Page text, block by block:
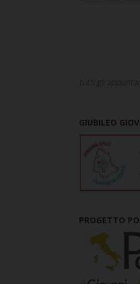
tutti gli
GIUBILEO
PROGETTO